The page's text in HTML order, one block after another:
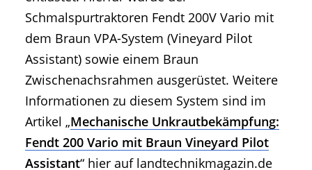
Schmalspurtraktoren Fendt 200V Vario mit
dem Braun VPA-System (Vineyard Pilot
Assistant) sowie einem Braun
Zwischenachsrahmen ausgerüstet. Weitere
Informationen zu diesem System sind im
Artikel „Mechanische Unkrautbekämpfung:
Fendt 200 Vario mit Braun Vineyard Pilot
Assistant“ hier auf landtechnikmagazin.de